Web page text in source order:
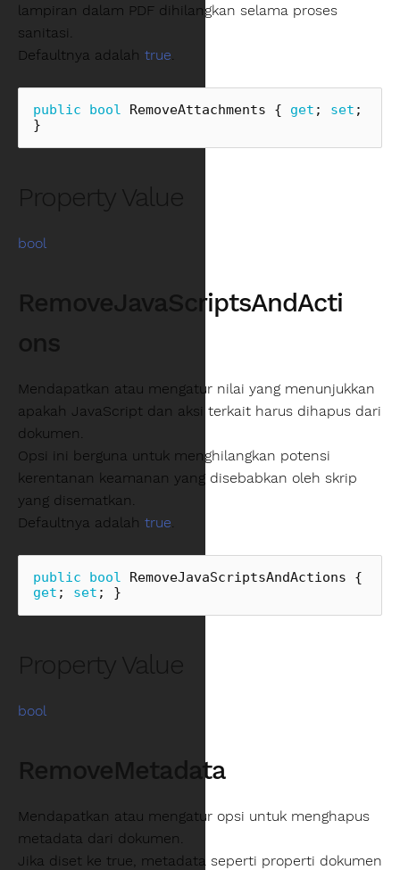
lampiran dalam PDF dihilangkan selama proses
sanitasi.
Defaultnya adalah true.
public bool RemoveAttachments { get ; set ;
}
Property Value
bool
RemoveJavaScriptsAndActi
ons
Mendapatkan atau mengatur nilai yang menunjukkan
apakah JavaScript dan aksi terkait harus dihapus dari
dokumen.
Opsi ini berguna untuk menghilangkan potensi
kerentanan keamanan yang disebabkan oleh skrip
yang disematkan.
Defaultnya adalah true.
public bool RemoveJavaScriptsAndActions
{
get ; set ; }
Property Value
bool
RemoveMetadata
Mendapatkan atau mengatur opsi untuk menghapus
metadata dari dokumen.
Jika diset ke true, metadata seperti properti dokumen